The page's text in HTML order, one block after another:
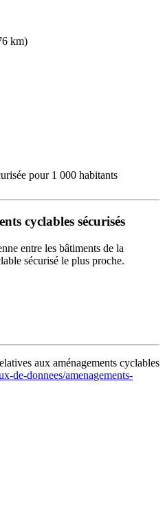
km)
pour 1 000 habitants
cyclables sécurisés
entre les bâtiments de la
sécurisé le plus proche.
aux aménagements cyclables
de-donnees/amenagements-